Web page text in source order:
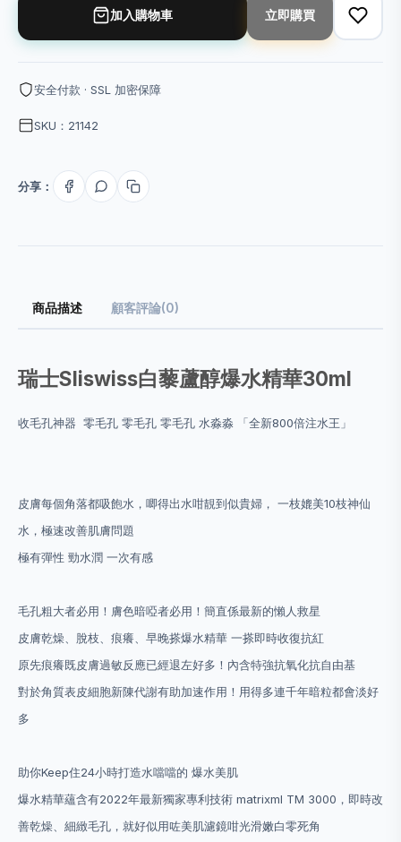
加入購物車 立即購買
安全付款 · SSL 加密保障
SKU：21142
分享：
商品描述 顧客評論(0)
瑞士Sliswiss白藜蘆醇爆水精華30ml
收毛孔神器 零毛孔 零毛孔 零毛孔 水淼淼 「全新800倍注水王」
皮膚每個角落都吸飽水，唧得出水咁靚到似貴婦， 一枝媲美10枝神仙
水，極速改善肌膚問題
極有彈性 勁水潤 一次有感
毛孔粗大者必用！膚色暗啞者必用！簡直係最新的懶人救星
皮膚乾燥、脫枝、痕癢、早晚搽爆水精華 一搽即時收復抗紅
原先痕癢既皮膚過敏反應已經退左好多！內含特強抗氧化抗自由基
對於角質表皮細胞新陳代謝有助加速作用！用得多連千年暗粒都會淡好
多
助你Keep住24小時打造水噹噹的 爆水美肌
爆水精華蘊含有2022年最新獨家專利技術 matrixml TM 3000，即時改
善乾燥、細緻毛孔，就好似用咗美肌濾鏡咁光滑嫩白零死角